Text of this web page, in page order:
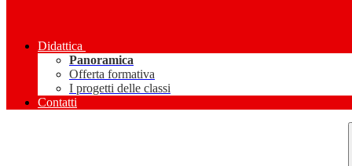
Didattica
Panoramica
Offerta formativa
I progetti delle classi
Contatti